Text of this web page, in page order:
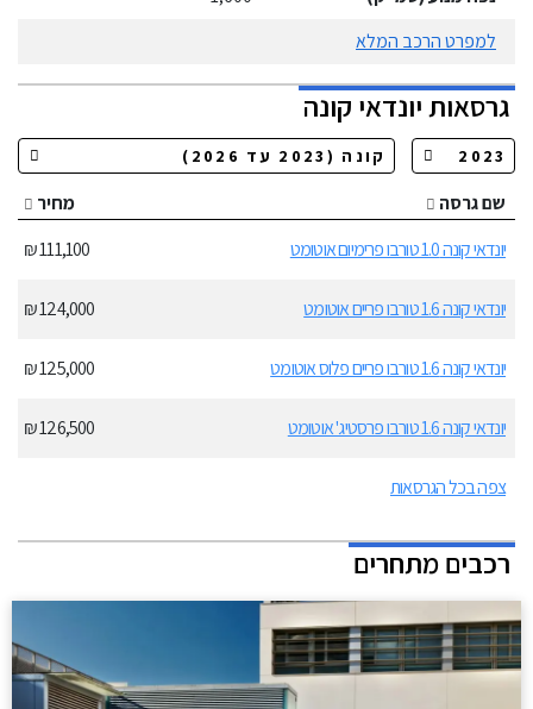
למפרט הרכב המלא
גרסאותיונדאי קונה
שם גרסה
מחיר
יונדאי קונה 1.0 טורבו פרימיום אוטומט
111,100 ₪
יונדאי קונה 1.6 טורבו פריים אוטומט 124,000 ₪
יונדאי קונה 1.6 טורבו פריים פלוס אוטומט 125,000 ₪
יונדאי קונה 1.6 טורבו פרסטיג' אוטומט 126,500 ₪
צפה בכל הגרסאות
רכבים מתחרים